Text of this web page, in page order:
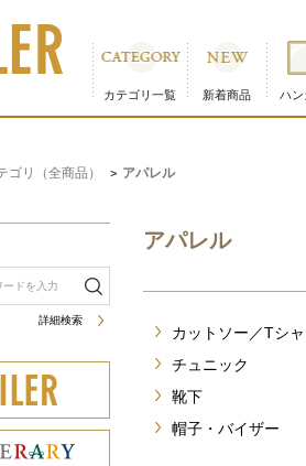
カテゴリ一覧 新着商品 ハン
ゴリ（全商品） > アパレル
アパレル
カットソー／Tシ
チュニック
靴下
帽子・バイザー
詳細検索